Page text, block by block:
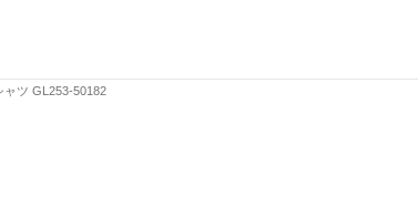
ャツ GL253-50182